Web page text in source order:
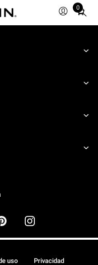
0
Total
items
cart:
uso Privacidad